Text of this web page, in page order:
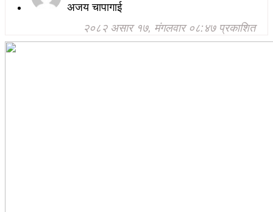
अजय चापागाई
२०८२ असार १७, मंगलवार ०८:४७ प्रकाशित